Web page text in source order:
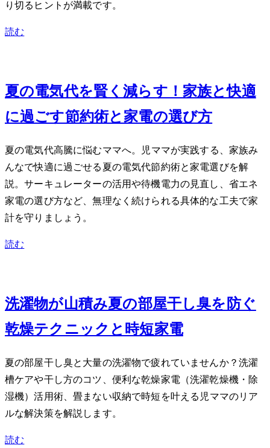
り切るヒントが満載です。
読む
夏の電気代を賢く減らす！家族と快適
に過ごす節約術と家電の選び方
夏の電気代高騰に悩むママへ。2児ママが実践する、家族み
んなで快適に過ごせる夏の電気代節約術と家電選びを解
説。サーキュレーターの活用や待機電力の見直し、省エネ
家電の選び方など、無理なく続けられる具体的な工夫で家
計を守りましょう。
読む
洗濯物が山積み…夏の部屋干し臭を防ぐ
乾燥テクニックと時短家電
夏の部屋干し臭と大量の洗濯物で疲れていませんか？洗濯
槽ケアや干し方のコツ、便利な乾燥家電（洗濯乾燥機・除
湿機）活用術、畳まない収納で時短を叶える2児ママのリア
ルな解決策を解説します。
読む